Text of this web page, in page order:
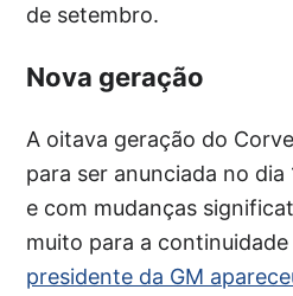
de setembro.
Nova geração
A oitava geração do
para ser anunciada no dia
e com mudanças
muito para a
presidente da GM